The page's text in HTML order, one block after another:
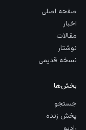
صفحه اصلی
اخبار
مقالات
نوشتار
نسخه قدیمی
بخش‌ها
جستجو
پخش زنده